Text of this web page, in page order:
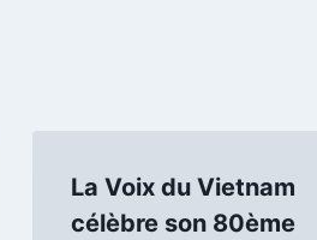
La Voix du Vietnam
célèbre son 80ème